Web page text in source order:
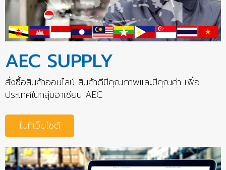
AEC SUPPLY
สั่งซื้อสินค้าออนไลน์ สินค้าดีมีคุณภาพและมีคุณค่า เพื่อ
ประเทศในกลุ่มอาเซียน AEC
ไปที่เว็บไซต์